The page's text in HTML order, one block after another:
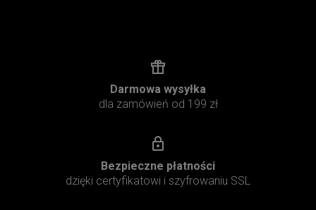
Darmowa wysyłka
dla zamówień od 199 zł
Bezpieczne płatności
dzięki certyfikatowi i szyfrowaniu SSL